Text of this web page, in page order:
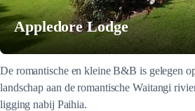
Appledore Lodge
De romantische en kleine B&B is gelegen
landschap aan de romantische Waitangi
ligging nabij Paihia.